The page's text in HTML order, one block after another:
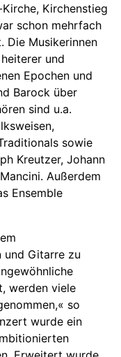
Kirchenstieg
schon mehrfach
Die Musikerinnen
und
Epochen und
Barock über
sind u.a.
sowie
Kreutzer, Johann
Außerdem
Ensemble
und Gitarre zu
werden viele
so
wurde ein